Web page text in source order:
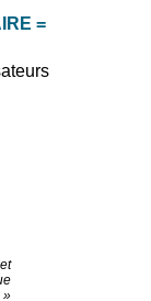
=
»